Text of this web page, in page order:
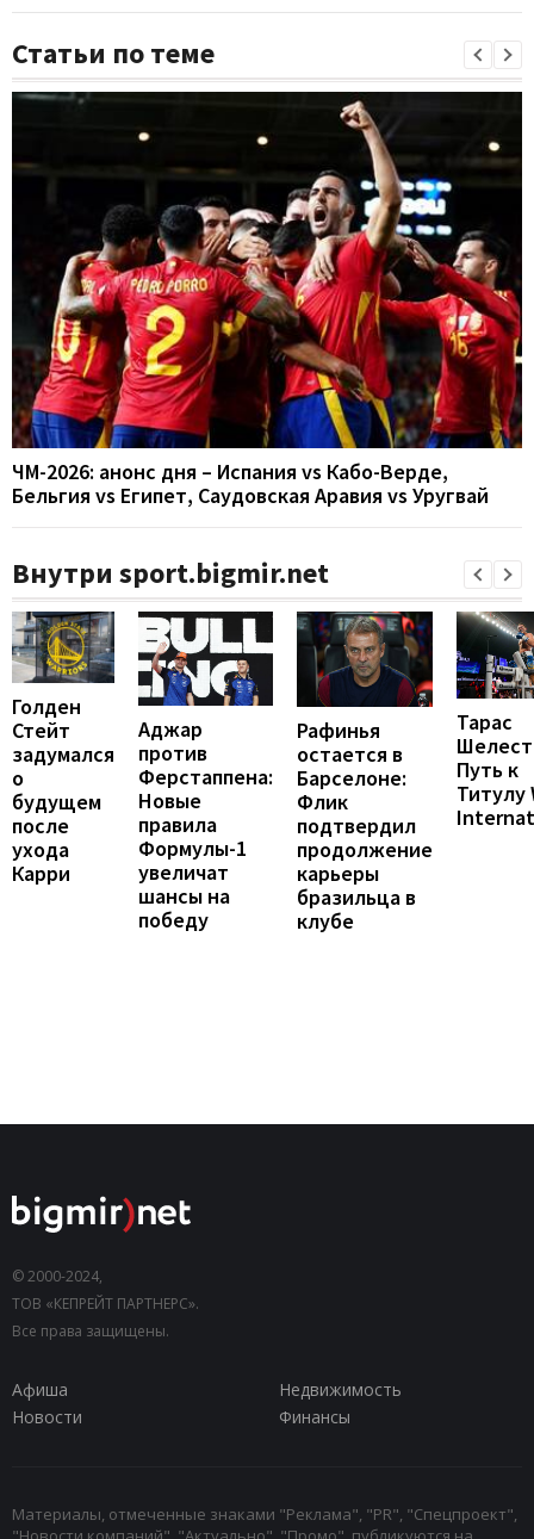
Статьи по теме
ЧМ-2026: анонс дня – Испания vs Кабо-Верде,
Бельгия vs Египет, Саудовская Аравия vs Уругвай
Внутри sport.bigmir.net
Голден
Стейт
задумался
о
будущем
после
ухода
Карри
Аджар
против
Ферстаппена:
Новые
правила
Формулы-1
увеличат
шансы на
победу
Рафинья
остается в
Барселоне:
Флик
подтвердил
продолжение
карьеры
бразильца в
клубе
Тарас
Путь к
Титулу
© 2000-2024,
ТОВ «КЕПРЕЙТ ПАРТНЕРС».
Все права защищены.
Афиша
Недвижимость
Новости
Финансы
Материалы, отмеченные знаками "Реклама", "PR", "Спецпроект",